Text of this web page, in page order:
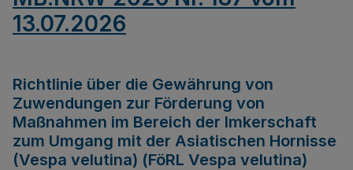
13.07.2026
Richtlinie über die Gewährung von
Zuwendungen zur Förderung von
Maßnahmen im Bereich der Imkerschaft
zum Umgang mit der Asiatischen Hornisse
(Vespa velutina) (FöRL Vespa velutina)